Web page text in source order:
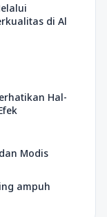
di Al
Hal-
Modis
ampuh